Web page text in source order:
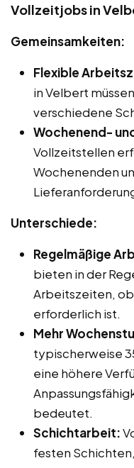
Vollzeitjobs in
Gemeinsamkeiten:
Flexible
in Velbert
verschiedene
Wochenend-
Vollzeitstellen
Wochenenden
Unterschiede:
Regelmäßige
bieten in der
Arbeitszeiten,
erforderlich ist.
Mehr
typischerweise
eine höhere
bedeutet.
Schichtarbeit:
festen